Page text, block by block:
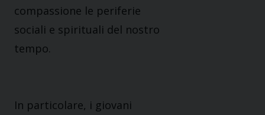
compassione le periferie
sociali e spirituali del nostro
tempo.
In particolare, i giovani